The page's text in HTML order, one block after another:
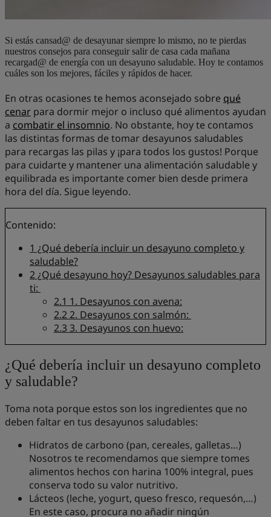
Si estás cansad@ de desayunar siempre lo mismo, no te pierdas
nuestros consejos para conseguir salir de casa cada mañana
recargad@ de energía con un desayuno saludable. Hoy te contamos
cuáles son los mejores, fáciles y rápidos de hacer.
En otras ocasiones te hemos aconsejado sobre qué
cenar para dormir mejor o incluso qué alimentos ayudan
a combatir el insomnio. No obstante, hoy te contamos
las distintas formas de tomar desayunos saludables
para recargas las pilas y ¡para todos los gustos! Porque
para cuidarte y mantener una alimentación saludable y
equilibrada es importante comer bien desde primera
hora del día. Sigue leyendo.
Contenido:
1 ¿Qué debería incluir un desayuno completo y
saludable?
2¿Qué desayuno hoy? Desayunos saludables para
ti:
2.1 1. Desayunos con avena:
2.22. Desayunos con salmón:
2.3 3. Desayunos con huevo:
¿Qué debería incluir un desayuno completo
y saludable?
Toma nota porque estos son los ingredientes que no
deben faltar en tus desayunos saludables:
Hidratos de carbono (pan, cereales, galletas…)
Nosotros te recomendamos que siempre tomes
alimentos hechos con harina 100% integral, pues
conserva todo su valor nutritivo.
Lácteos (leche, yogurt, queso fresco, requesón,…)
En este caso, procura no añadir ningún